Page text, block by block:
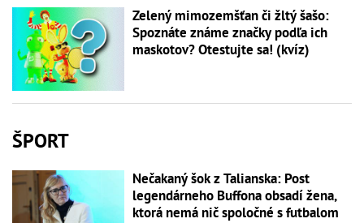
Zelený mimozemšťan či žltý šašo:
Spoznáte známe značky podľa ich
maskotov? Otestujte sa! (kvíz)
ŠPORT
Nečakaný šok z Talianska: Post
legendárneho Buffona obsadí žena,
ktorá nemá nič spoločné s futbalom